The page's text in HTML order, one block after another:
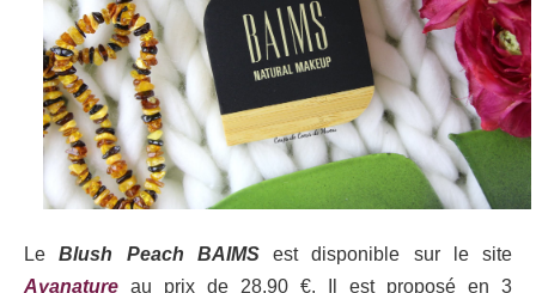
LeBlush Peach BAIMSest disponible sur le site
Ayanature au prix de 28,90 €. Il est proposé en 3